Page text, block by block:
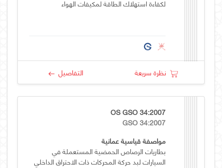
لكفاءة استهلاك الطاقة لمكيفات الهواء
نظرة سريعة التفاصيل
OS GSO 34:2007
GSO 34:2007
مواصفة قياسية عمانية
بطاريات الرصاص الحمضية المستعملة في
السيارات لبد حركة المحركات ذات الاحتراق الداخلي